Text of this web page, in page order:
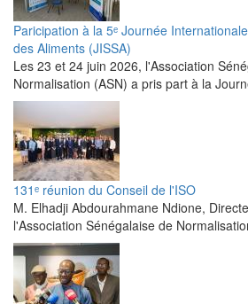
Paricipation à la 5ᵉ Journée
des Aliments (JISSA)
‎Les 23 et 24 juin 2026, l'Association
Normalisation (ASN) a pris part à la
131ᵉ réunion du Conseil de l'ISO
M. Elhadji Abdourahmane Ndione,
l'Association Sénégalaise de